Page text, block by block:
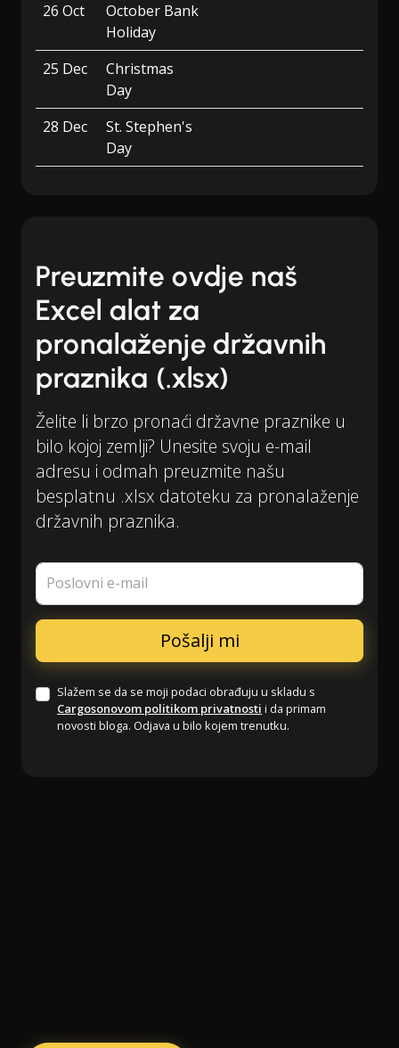
26 Oct
October Bank
Holiday
25 Dec
Christmas
Day
28 Dec
St. Stephen's
Day
Preuzmite ovdje naš
Excel alat za
pronalaženje državnih
praznika (.xlsx)
Želite li brzo pronaći državne praznike u
bilo kojoj zemlji? Unesite svoju e-mail
adresu i odmah preuzmite našu
besplatnu .xlsx datoteku za pronalaženje
državnih praznika.
Poslovni e-mail
Slažem se da se moji podaci obrađuju u skladu s
Cargosonovom politikom privatnosti i da primam
novosti bloga. Odjava u bilo kojem trenutku.